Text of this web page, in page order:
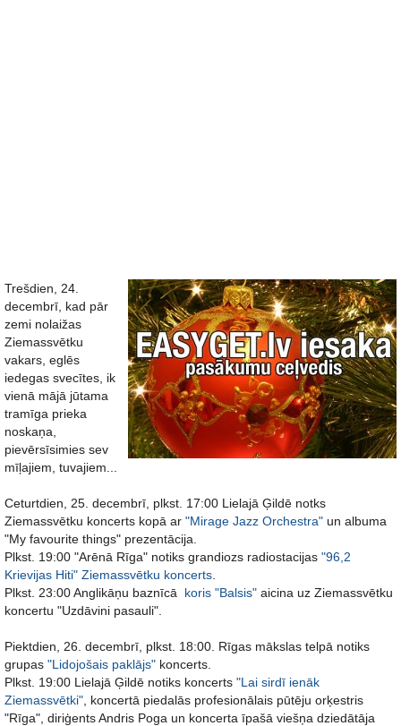
Trešdien, 24.
decembrī, kad pār
zemi nolaižas
Ziemassvētku
vakars, eglēs
iedegas svecītes, ik
vienā mājā jūtama
tramīga prieka
noskaņa,
pievērsīsimies sev
mīļajiem, tuvajiem...
Ceturtdien, 25. decembrī, plkst. 17:00 Lielajā Ģildē notks
Ziemassvētku koncerts kopā ar "Mirage Jazz Orchestra" un albuma
"My favourite things" prezentācija.
Plkst. 19:00 "Arēnā Rīga" notiks grandiozs radiostacijas "96,2
Krievijas Hiti" Ziemassvētku koncerts
Plkst. 23:00 Anglikāņu baznīcā koris "Balsis" aicina uz Ziemassvētku
koncertu "Uzdāvini pasauli".
Piektdien, 26. decembrī, plkst. 18:00. Rīgas mākslas telpā notiks
grupas "Lidojošais paklājs" koncerts.
Plkst. 19:00 Lielajā Ģildē notiks koncerts "Lai sirdī ienāk
Ziemassvētki" , koncertā piedalās profesionālais pūtēju orķestris
"Rīga", diriģents Andris Poga un koncerta īpašā viešņa dziedātāja